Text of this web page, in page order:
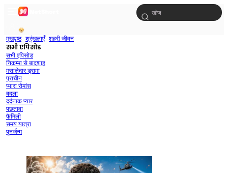
मुखपृष्ठ श्रृंखलाएँ शहरी जीवन
सभी एपिसोड
सभी एपिसोड
निकम्मा से बादशाह
मसालेदार ड्रामा
प्राचीन
प्यारा रोमांस
बदला
दर्दनाक प्यार
पछतावा
फैमिली
समय यात्रा
पुनर्जन्म